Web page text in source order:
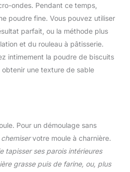
ondes. Pendant ce temps,
poudre fine. Vous pouvez utiliser
parfait, ou la méthode plus
et du rouleau à pâtisserie.
intimement la poudre de biscuits
obtenir une texture de sable
Pour un démoulage sans
chemiservotre moule à charnière.
tapisser ses parois intérieures
grasse puis de farine, ou, plus